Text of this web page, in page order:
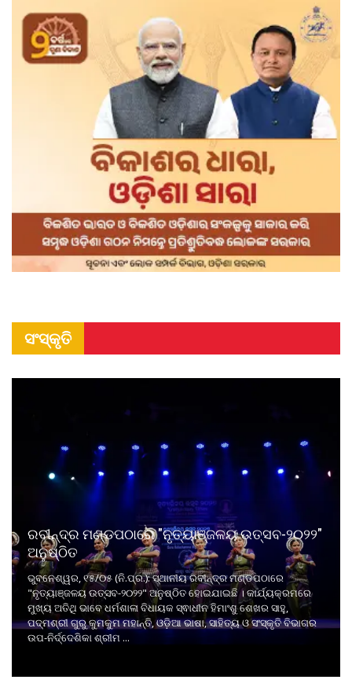
ସଂସ୍କୃତି
ରବୀନ୍ଦ୍ର ମଣ୍ଡପଠାରେ "ନୃତ୍ୟାଞ୍ଜଳୟ ଉତ୍ସବ-୨୦୨୨"
ଅନୁଷ୍ଠିତ
ଭୁବନେଶ୍ୱର, ୧୫/୦୫ (ନି.ପ୍ର.): ସ୍ଥାନୀୟ ରବୀନ୍ଦ୍ର ମଣ୍ଡପଠାରେ
"ନୃତ୍ୟାଞ୍ଜଳୟ ଉତ୍ସବ-୨୦୨୨" ଅନୁଷ୍ଠିତ ହୋଇଯାଇଛି । କାର୍ଯ୍ୟକ୍ରମରେ
ମୁଖ୍ୟ ଅତିଥି ଭାବେ ଧର୍ମଶାଳା ବିଧାୟକ ସ୍ଵାଧୀନ ହିମାଂଶୁ ଶେଖର ସାହୁ,
ପଦ୍ମଶ୍ରୀ ଗୁରୁ କୁମକୁମ ମହାନ୍ତି, ଓଡ଼ିଆ ଭାଷା, ସାହିତ୍ୟ ଓ ସଂସ୍କୃତି ବିଭାଗର
ଉପ-ନିର୍ଦ୍ଦେଶିକା ଶ୍ରୀମ ...